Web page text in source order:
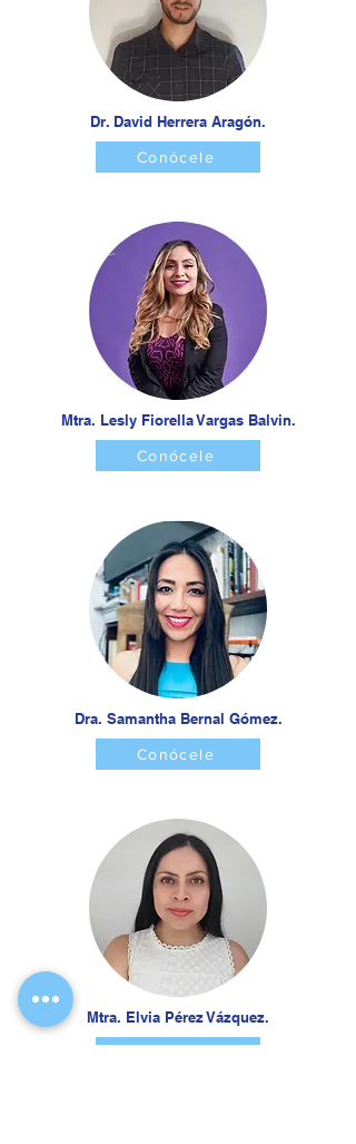
Dr. David Herrera Aragón.
Conócele
Mtra. Lesly Fiorella Vargas Balvin.
Conócele
Dra. Samantha Bernal Gómez.
Conócele
Mtra. Elvia Pérez Vázquez.